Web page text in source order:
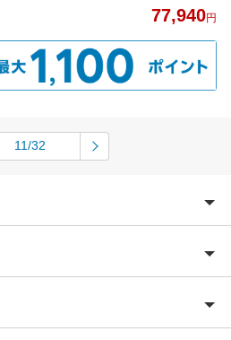
77,940円
11/32